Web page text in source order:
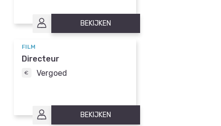
BEKIJKEN
FILM
Directeur
Vergoed
BEKIJKEN